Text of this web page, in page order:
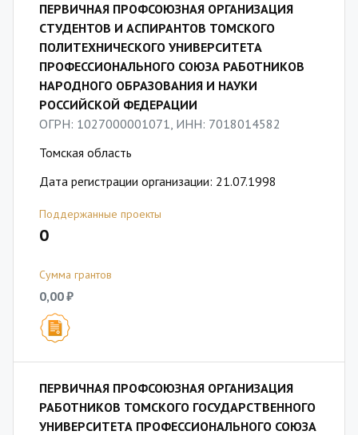
ПЕРВИЧНАЯ ПРОФСОЮЗНАЯ ОРГАНИЗАЦИЯ
СТУДЕНТОВ И АСПИРАНТОВ ТОМСКОГО
ПОЛИТЕХНИЧЕСКОГО УНИВЕРСИТЕТА
ПРОФЕССИОНАЛЬНОГО СОЮЗА РАБОТНИКОВ
НАРОДНОГО ОБРАЗОВАНИЯ И НАУКИ
РОССИЙСКОЙ ФЕДЕРАЦИИ
ОГРН: 1027000001071, ИНН: 7018014582
Томская область
Дата регистрации организации: 21.07.1998
Поддержанные проекты
0
Сумма грантов
0,00 ₽
ПЕРВИЧНАЯ ПРОФСОЮЗНАЯ ОРГАНИЗАЦИЯ
РАБОТНИКОВ ТОМСКОГО ГОСУДАРСТВЕННОГО
УНИВЕРСИТЕТА ПРОФЕССИОНАЛЬНОГО СОЮЗА